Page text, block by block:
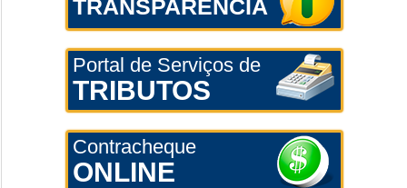
TRANSPARÊNCIA
Portal de Serviços de
TRIBUTOS
Contracheque
ONLINE